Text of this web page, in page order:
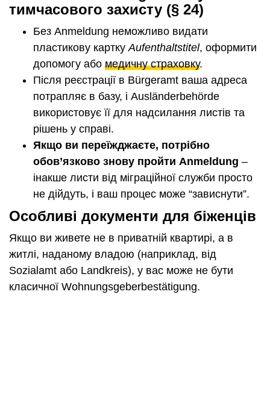
тимчасового захисту (§ 24)
Без Anmeldung неможливо видати
пластикову картку Aufenthaltstitel, оформити
допомогу або медичну страховку.
Після реєстрації в Bürgeramt ваша адреса
потрапляє в базу, і Ausländerbehörde
використовує її для надсилання листів та
рішень у справі.
Якщо ви переїжджаєте, потрібно
обов’язково знову пройти Anmeldung –
інакше листи від міграційної служби просто
не дійдуть, і ваш процес може “зависнути”.
Особливі документи для біженців
Якщо ви живете не в приватній квартирі, а в
житлі, наданому владою (наприклад, від
Sozialamt або Landkreis), у вас може не бути
класичної Wohnungsgeberbestätigung.